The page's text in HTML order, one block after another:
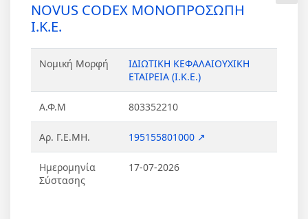
NOVUS CODEX ΜΟΝΟΠΡΟΣΩΠΗ
Ι.Κ.Ε.
Νομική Μορφή
ΙΔΙΩΤΙΚΗ ΚΕΦΑΛΑΙΟΥΧΙΚΗ
ΕΤΑΙΡΕΙΑ (Ι.Κ.Ε.)
Α.Φ.Μ 803352210
Αρ. Γ.Ε.ΜΗ. 195155801000 ↗
Ημερομηνία
Σύστασης
17-07-2026